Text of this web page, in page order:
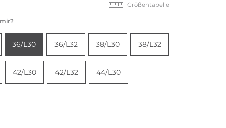
Größentabelle
36/L30 36/L32 38/L30 38/L32
42/L30 42/L32 44/L30